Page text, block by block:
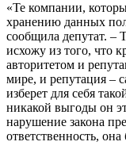
«Те компании,
хранению данных
сообщила депутат. –
исхожу из того, что
авторитетом и
мире, и репутация –
изберет для себя
никакой выгоды он
нарушение закона
ответственность, она